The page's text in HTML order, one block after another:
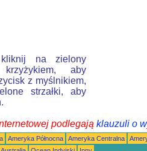
na zielony
aby
z myślnikiem,
strzałki, aby
podlegają klauzuli o
Ameryka Północna Ameryka Centralna